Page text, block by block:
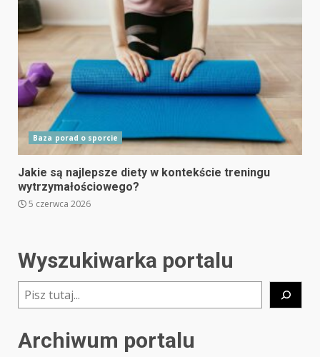
Baza porad o sporcie
Jakie są najlepsze diety w kontekście treningu
wytrzymałościowego?
5 czerwca 2026
Wyszukiwarka portalu
Szukaj
Archiwum portalu